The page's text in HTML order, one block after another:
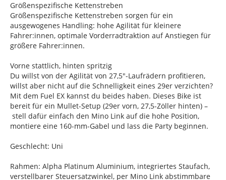
Größenspezifische Kettenstreben
Größenspezifische Kettenstreben sorgen für ein
ausgewogenes Handling: hohe Agilität für kleinere
Fahrer:innen, optimale Vorderradtraktion auf Anstiegen für
größere Fahrer:innen.
Vorne stattlich, hinten spritzig
Du willst von der Agilität von 27,5"-Laufrädern profitieren,
willst aber nicht auf die Schnelligkeit eines 29er verzichten?
Mit dem Fuel EX kannst du beides haben. Dieses Bike ist
bereit für ein Mullet-Setup (29er vorn, 27,5-Zöller hinten) –
stell dafür einfach den Mino Link auf die hohe Position,
montiere eine 160-mm-Gabel und lass die Party beginnen.
Geschlecht: Uni
Rahmen: Alpha Platinum Aluminium, integriertes Staufach,
verstellbarer Steuersatzwinkel, per Mino Link abstimmbare